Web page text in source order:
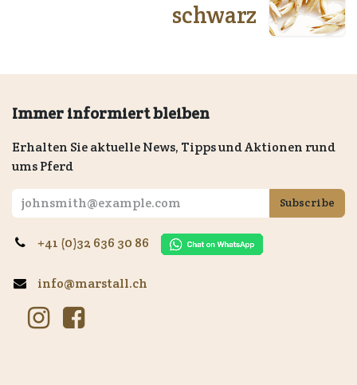
schwarz
Immer informiert bleiben
Erhalten Sie aktuelle News, Tipps und Aktionen rund
ums Pferd
Subscribe
+41 (0)32 636 30 86
info@marstall.ch